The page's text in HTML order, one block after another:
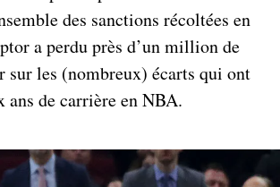
des sanctions récoltées en
a perdu près d’un million de
sur les (nombreux) écarts qui ont
ans de carrière en NBA.